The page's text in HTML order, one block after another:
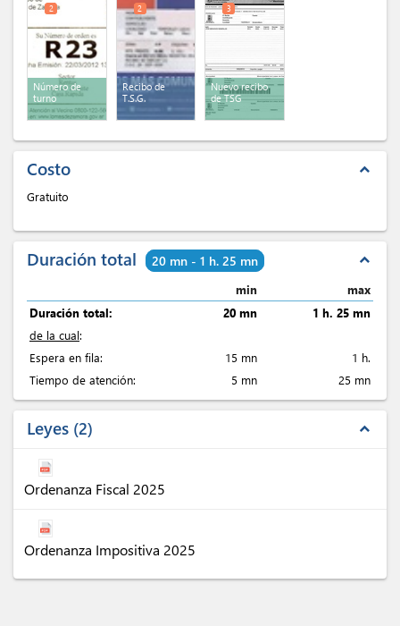
Número de
turno
2
Recibo de
T.S.G.
2
Nuevo recibo
de TSG
3
Costo expand_less
Gratuito
Duración total 20 mn - 1 h. 25 mn expand_less
min
max
Duración total:
20 mn
1 h. 25 mn
de la cual:
Espera en fila:
15 mn
1 h.
Tiempo de atención:
5 mn 25 mn
Leyes 2 expand_less
Ordenanza Fiscal 2025
Ordenanza Impositiva 2025